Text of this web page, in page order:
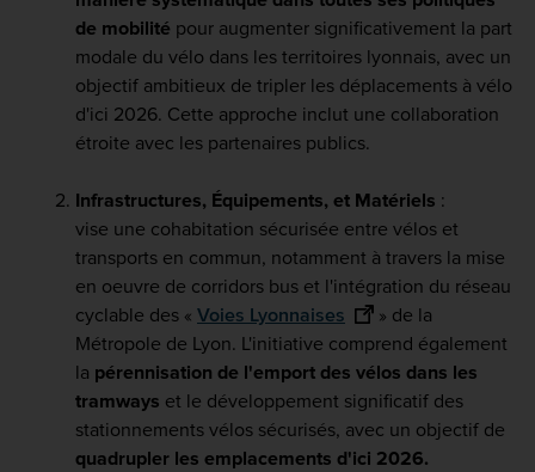
de mobilité pour augmenter significativement la part
modale du vélo dans les territoires lyonnais, avec un
objectif ambitieux de tripler les déplacements à vélo
d'ici 2026. Cette approche inclut une collaboration
étroite avec les partenaires publics.
Infrastructures, Équipements, et Matériels :
vise une cohabitation sécurisée entre vélos et
transports en commun, notamment à travers la mise
en oeuvre de corridors bus et l'intégration du réseau
cyclable des « Voies Lyonnaises
» de la
Métropole de Lyon. L'initiative comprend également
la pérennisation de l'emport des vélos dans les
tramways et le développement significatif des
stationnements vélos sécurisés, avec un objectif de
quadrupler les emplacements d'ici 2026.